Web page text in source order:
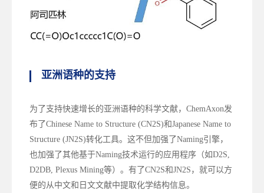
亚洲语种的支持
为了支持快速增长的亚洲语种的科学文献，ChemAxon发
布了Chinese Name to Structure (CN2S)和Japanese Name to
Structure (JN2S)转化工具。这不但加强了Naming引擎，
也加强了其他基于Naming技术运行的应用程序（如D2S,
D2DB, Plexus Mining等）。有了CN2S和JN2S，就可以方
便的从中文和日文文献中提取化学结构信息。